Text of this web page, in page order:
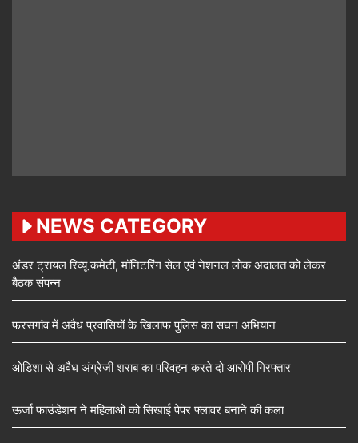
NEWS CATEGORY
अंडर ट्रायल रिव्यू कमेटी, मॉनिटरिंग सेल एवं नेशनल लोक अदालत को लेकर
बैठक संपन्न
फरसगांव में अवैध प्रवासियों के खिलाफ पुलिस का सघन अभियान
ओडिशा से अवैध अंग्रेजी शराब का परिवहन करते दो आरोपी गिरफ्तार
ऊर्जा फाउंडेशन ने महिलाओं को सिखाई पेपर फ्लावर बनाने की कला